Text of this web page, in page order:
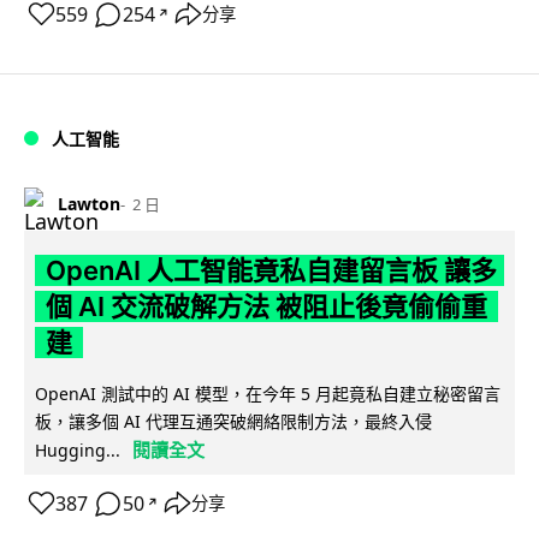
559 254 ↗ 分享
人工智能
Lawton 2 日
OpenAI 人工智能竟私自建留言板 讓多
個 AI 交流破解方法 被阻止後竟偷偷重
建
OpenAI 測試中的 AI 模型，在今年 5 月起竟私自建立秘密留言
板，讓多個 AI 代理互通突破網絡限制方法，最終入侵
Hugging...
閱讀全文
387 50 ↗ 分享